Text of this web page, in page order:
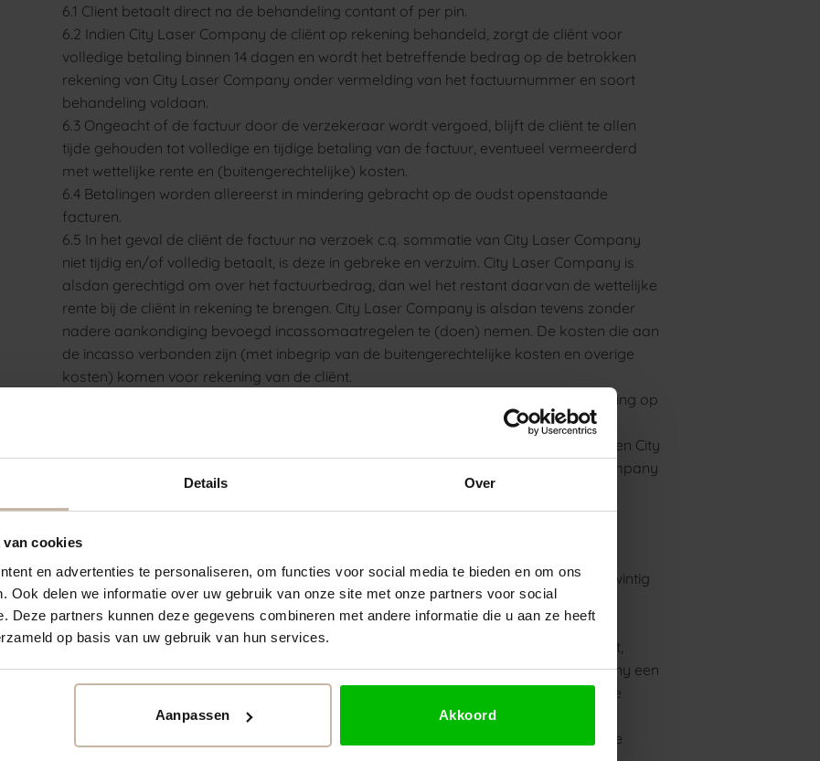
Details Over
van cookies
en advertenties te personaliseren, om functies voor social media te bieden en om ons
Ook delen we informatie over uw gebruik van onze site met onze partners voor social
Deze partners kunnen deze gegevens combineren met andere informatie die u aan ze heeft
op basis van uw gebruik van hun services.
Aanpassen Akkoord
6.1 Client betaalt direct na de behandeling contant of per pin.
6.2 Indien City Laser Company de cliënt op rekening behandeld, zorgt de cliënt voor
volledige betaling binnen 14 dagen en wordt het betreffende bedrag op de betrokken
rekening van City Laser Company onder vermelding van het factuurnummer en soort
behandeling voldaan.
6.3 Ongeacht of de factuur door de verzekeraar wordt vergoed, blijft de cliënt te allen
tijde gehouden tot volledige en tijdige betaling van de factuur, eventueel vermeerderd
met wettelijke rente en (buitengerechtelijke) kosten.
6.4 Betalingen worden allereerst in mindering gebracht op de oudst openstaande
facturen.
6.5 In het geval de cliënt de factuur na verzoek c.q. sommatie van City Laser Company
niet tijdig en/of volledig betaalt, is deze in gebreke en verzuim. City Laser Company is
alsdan gerechtigd om over het factuurbedrag, dan wel het restant daarvan de wettelijke
rente bij de cliënt in rekening te brengen. City Laser Company is alsdan tevens zonder
nadere aankondiging bevoegd incassomaatregelen te (doen) nemen. De kosten die aan
de incasso verbonden zijn (met inbegrip van de buitengerechtelijke kosten en overige
kosten) komen voor rekening van de cliënt.
6.6 Bij betalingsachterstand is City Laser Company bevoegd om verdere behandeling op
te schorten of deze slechts te verrichten tegen directe contante betaling.
6.7 De betalingsverplichting wordt niet opgeschort doordat de cliënt een klacht tegen City
Laser Company indient over de factuur en/of de behandeling, tenzij City Laser Company
instemt met de opschorting van de betalingsverplichting.
6.8 De betalingsverplichting vervalt niet als de cliënt de overeenkomst beëindigt.
7.1 In het geval de cliënt verhinderd is voor een afspraak dient hij dit uiterlijk vierentwintig
(24) uur van tevoren bij City Laser Company af te zeggen.
7.2 Zegt de cliënt niet of niet tijdig af, dan zal City Laser Company de kosten van de
gehele behandeling in rekening brengen. In het geval dat de cliënt een pakket heeft,
wordt hiervan een behandeling afgeschreven. Bij intakes brengt City Laser Company een
bedrag van € 49,- (zegge: negenenveertig euro) bij betreffende cliënt in rekening, te
vermeerderen met kosten.
7.3 Afspraken dienen per e-mailbericht of door te bellen te worden geannuleerd. De